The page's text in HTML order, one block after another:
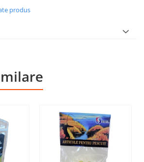
produs